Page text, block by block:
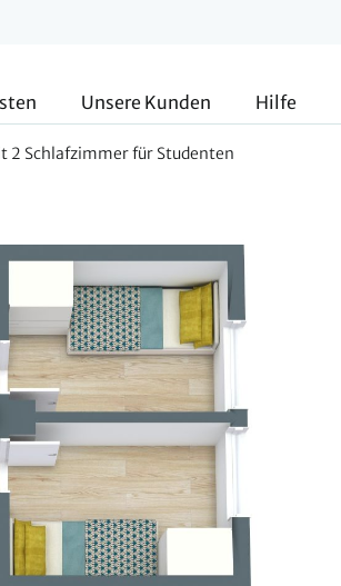
Unsere Kunden Hilfe
2 Schlafzimmer für Studenten